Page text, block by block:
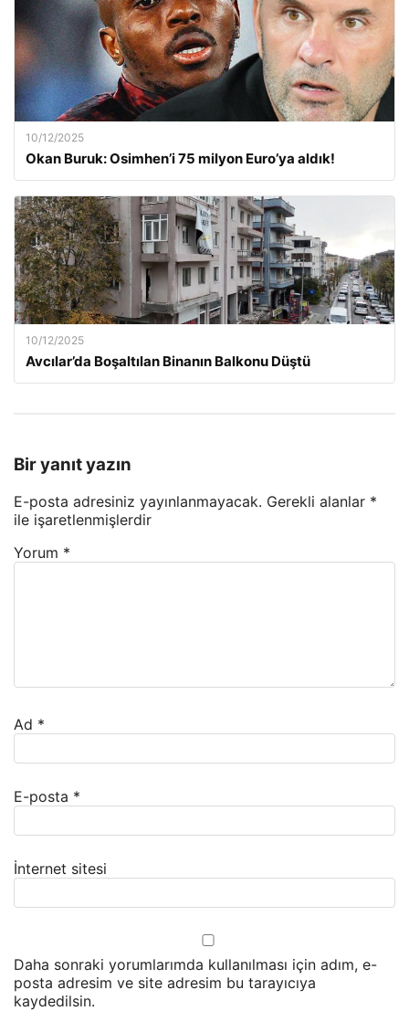
10/12/2025
Okan Buruk: Osimhen’i 75 milyon Euro’ya aldık!
10/12/2025
Avcılar’da Boşaltılan Binanın Balkonu Düştü
Bir yanıt yazın
E-posta adresiniz yayınlanmayacak. Gerekli alanlar *
ile işaretlenmişlerdir
Yorum *
Ad *
E-posta *
İnternet sitesi
Daha sonraki yorumlarımda kullanılması için adım, e-
posta adresim ve site adresim bu tarayıcıya
kaydedilsin.